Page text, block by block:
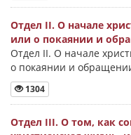
Отдел II. О начале
или о покаянии и
Отдел II. О начале
о покаянии и
1304
Отдел III. О том, как